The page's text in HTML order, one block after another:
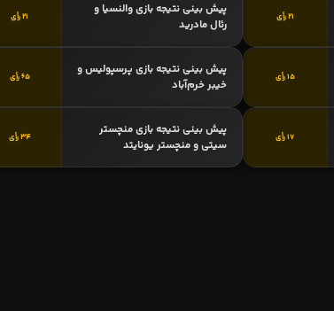
21 رأی
پیش بینی نتیجه بازی والنسیا و
رئال مادرید
21 رأی
15 رأی
پیش بینی نتیجه بازی پرسپولیس و
خیبر خرم‌آباد
65 رأی
17 رأی
پیش بینی نتیجه بازی منچستر
سیتی و منچستر یونایتد
34 رأی